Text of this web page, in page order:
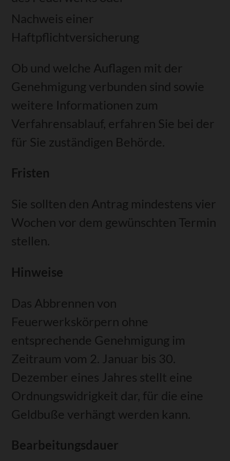
Nachweis einer
Haftpflichtversicherung
Ob und welche Auflagen mit der
Genehmigung verbunden sind sowie
weitere Informationen zum
Verfahrensablauf, erfahren Sie bei der
für Sie zuständigen Behörde.
Fristen
Sie sollten den Antrag mindestens vier
Wochen vor dem gewünschten Termin
stellen.
Hinweise
Das Abbrennen von
Feuerwerkskörpern ohne
entsprechende Genehmigung im
Zeitraum vom 2. Januar bis 30.
Dezember eines Jahres stellt eine
Ordnungswidrigkeit dar, für die eine
Geldbuße verhängt werden kann.
Bearbeitungsdauer